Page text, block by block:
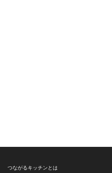
つながるキッチンとは